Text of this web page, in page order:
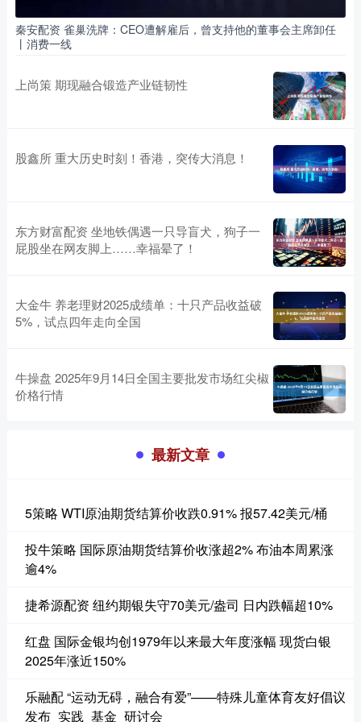
秦安配资 雀巢洗牌：CEO遭解雇后，曾支持他的董事会主席卸任
丨消费一线
上尚策 期现融合锻造产业链韧性
股鑫所 重大历史时刻！香港，突传大消息！
东方财富配资 坐地铁偶遇一只导盲犬，狗子一
屁股坐在网友脚上……幸福晕了！
大金牛 养老理财2025成绩单：十只产品收益破
5%，试点四年走向全国
牛操盘 2025年9月14日全国主要批发市场红尖椒
价格行情
最新文章
5策略 WTI原油期货结算价收跌0.91% 报57.42美元/桶
投牛策略 国际原油期货结算价收涨超2% 布油本周累涨
逾4%
捷希源配资 纽约期银失守70美元/盎司 日内跌幅超10%
红盘 国际金银均创1979年以来最大年度涨幅 现货白银
2025年涨近150%
乐融配 “运动无碍，融合有爱”——特殊儿童体育友好倡议
发布_实践_基金_研讨会